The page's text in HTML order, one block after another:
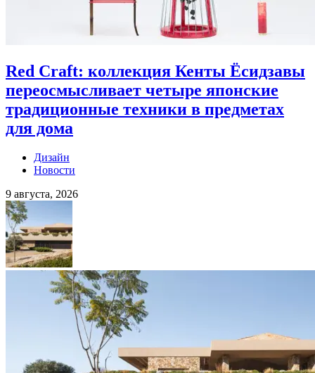
Red Craft: коллекция Кенты Ёсидзавы
переосмысливает четыре японские
традиционные техники в предметах
для дома
Дизайн
Новости
9 августа, 2026